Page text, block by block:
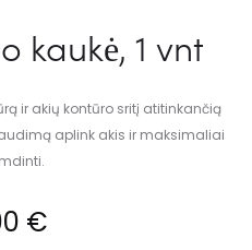
kaukė, 1 vnt
ir akių kontūro sritį atitinkančią
aplink akis ir maksimaliai
€